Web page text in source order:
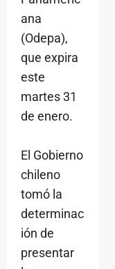
ana
(Odepa),
que expira
este
martes 31
de enero.
El Gobierno
chileno
tomó la
determinac
ión de
presentar